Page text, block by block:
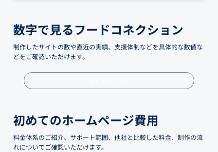
数字で見るフードコネクション
制作したサイトの数や直近の実績、支援体制などを具体的な数値な
どをご確認いただけます。
初めてのホームページ費用
料金体系のご紹介、サポート範囲、他社と比較した料金、制作の流
れについてご確認いただけます。